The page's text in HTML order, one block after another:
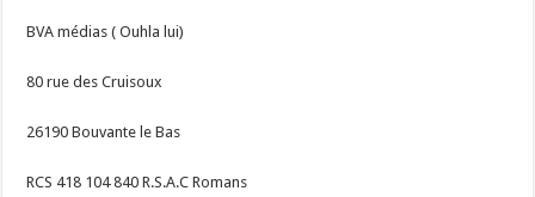
BVA médias ( Ouhla lui)
80 rue des Cruisoux
26190 Bouvante le Bas
RCS 418 104 840 R.S.A.C Romans